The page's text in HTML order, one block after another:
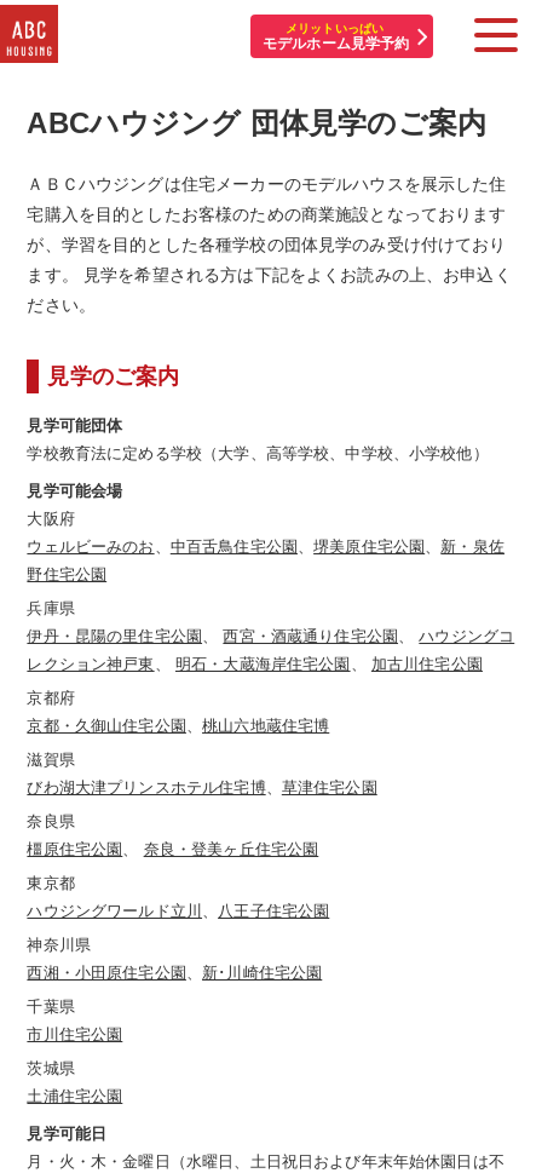
メリットいっぱい
モデルホーム見学予約
住宅展示場・他施設一覧
イベント&プレゼント
モデルハウスを探す
はじめての方へ
住まいづくりコラム・動画
アカウント登録
ABCハウジング 団体見学のご案内
ＡＢＣハウジングは住宅メーカーのモデルハウスを展示した住
宅購入を目的としたお客様のための商業施設となっております
が、学習を目的とした各種学校の団体見学のみ受け付けており
ます。 見学を希望される方は下記をよくお読みの上、お申込く
ださい。
見学のご案内
見学可能団体
学校教育法に定める学校（大学、高等学校、中学校、小学校他）
見学可能会場
大阪府
ウェルビーみのお 、 中百舌鳥住宅公園 、堺美原住宅公園 、 新・泉佐
野住宅公園
兵庫県
伊丹・昆陽の里住宅公園 、西宮・酒蔵通り住宅公園 、ハウジングコ
レクション神戸東 、 明石・大蔵海岸住宅公園 、 加古川住宅公園
京都府
京都・久御山住宅公園 、桃山六地蔵住宅博
滋賀県
びわ湖大津プリンスホテル住宅博、 草津住宅公園
奈良県
橿原住宅公園 、 奈良・登美ヶ丘住宅公園
東京都
ハウジングワールド立川 、 八王子住宅公園
神奈川県
西湘・小田原住宅公園 、 新･川崎住宅公園
千葉県
市川住宅公園
茨城県
土浦住宅公園
見学可能日
月・火・木・金曜日（水曜日、土日祝日および年末年始休園日は不